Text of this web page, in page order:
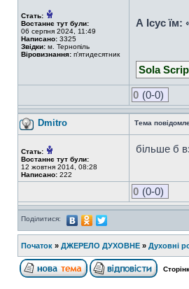
Стать:
Востаннє тут були:
06 серпня 2024, 11:49
Написано: 3325
Звідки: м. Тернопіль
Віровизнання: п'ятидесятник
А Ісус
Sola
0 (0-0)
Dmitro Тема
Стать:
Востаннє тут були:
12 жовтня 2014, 08:28
Написано: 222
більше б
0 (0-0)
Поділитися:
Початок » ДЖЕРЕЛО ДУХОВНЕ » Духовні